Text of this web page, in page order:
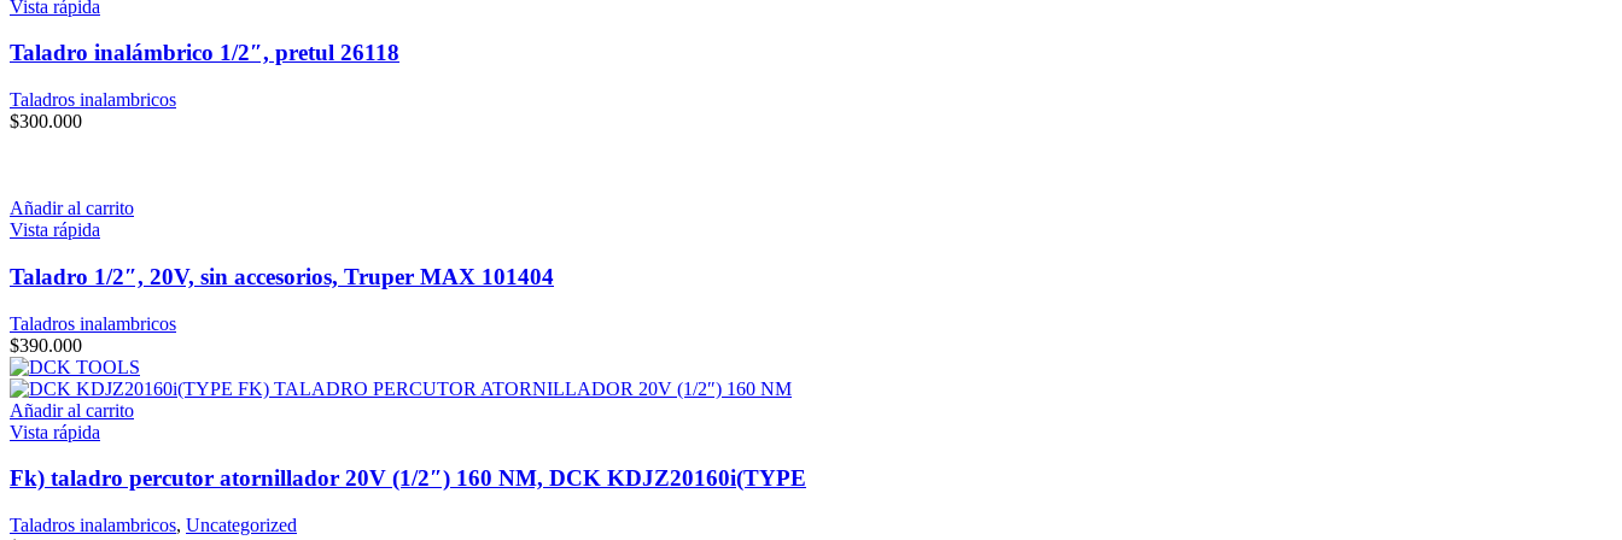
Vista rápida
Taladro inalámbrico 1/2″, pretul 26118
Taladros inalambricos
$300.000
Añadir al carrito
Vista rápida
Taladro 1/2″, 20V, sin accesorios, Truper MAX 101404
Taladros inalambricos
$390.000
Añadir al carrito
Vista rápida
Fk) taladro percutor atornillador 20V (1/2″) 160 NM, DCK KDJZ20160i(TYPE
Taladros inalambricos, Uncategorized